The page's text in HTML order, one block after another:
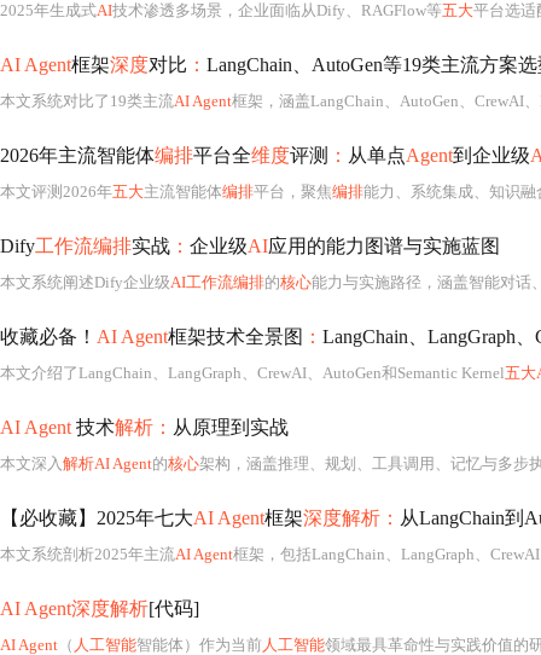
2025年生成式AI技术渗透多场景，企业面临从Dify、RAGFlow等五大平台选适
AI Agent框架深度对比 ： LangChain、AutoGen等19类主流方案
本文系统对比了19类主流AI Agent框架，涵盖LangChain、AutoGen、CrewAI
2026年主流智能体编排平台全维度评测 ： 从单点Agent到企业级
本文评测2026年五大主流智能体编排平台，聚焦编排能力、系统集成、知识
Dify工作流编排实战 ： 企业级AI应用的能力图谱与实施蓝图
本文系统阐述Dify企业级AI工作流编排的核心能力与实施路径，涵盖智能对话
收藏必备！ AI Agent框架技术全景图 ： LangChain、LangGraph
本文介绍了LangChain、LangGraph、CrewAI、AutoGen和Semantic Kernel五大
AI Agent 技术解析： 从原理到实战
本文深入解析AI Agent的核心架构，涵盖推理、规划、工具调用、记忆与多步
【必收藏】2025年七大AI Agent框架深度解析： 从LangChain到
本文系统剖析2025年主流AI Agent框架，包括LangChain、LangGraph、CrewAI、
AI Agent深度解析[代码]
AI Agent （ 人工智能智能体）作为当前 人工智能领域最具革命性与实践价值的